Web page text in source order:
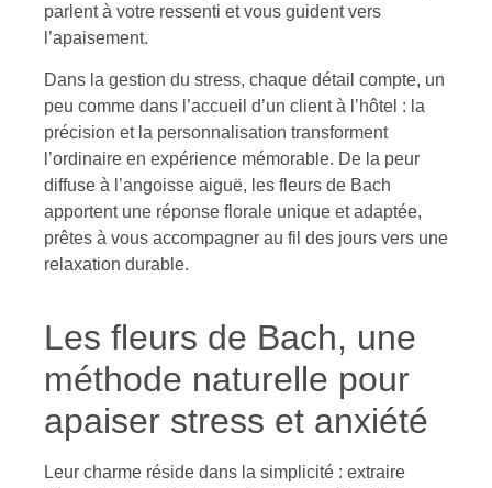
parlent à votre ressenti et vous guident vers
l’apaisement.
Dans la gestion du stress, chaque détail compte, un
peu comme dans l’accueil d’un client à l’hôtel : la
précision et la personnalisation transforment
l’ordinaire en expérience mémorable. De la peur
diffuse à l’angoisse aiguë, les fleurs de Bach
apportent une réponse florale unique et adaptée,
prêtes à vous accompagner au fil des jours vers une
relaxation durable.
Les fleurs de Bach, une
méthode naturelle pour
apaiser stress et anxiété
Leur charme réside dans la simplicité : extraire